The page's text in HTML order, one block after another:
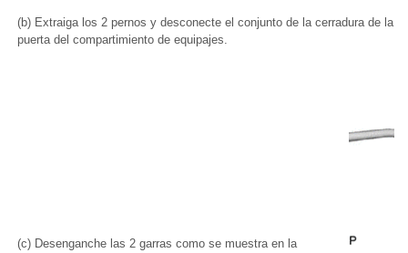
(b) Extraiga los 2 pernos y desconecte el conjunto de la cerradura de la
puerta del compartimiento de equipajes.
(c) Desenganche las 2 garras como se muestra en la